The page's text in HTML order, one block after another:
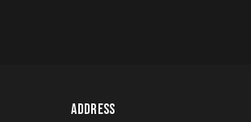
ADDRESS